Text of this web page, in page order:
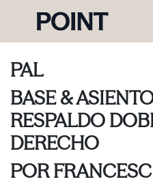
PAL
BASE &
RESPALDO
DERECHO
POR